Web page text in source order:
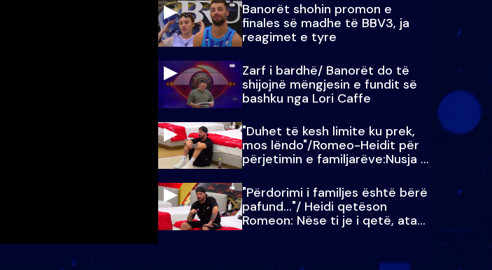
Banorët shohin promon e
finales së madhe të BBV3, ja
reagimet e tyre
Zarf i bardhë/ Banorët do të
shijojnë mëngjesin e fundit së
bashku nga Lori Caffe
"Duhet të kesh limite ku prek,
mos lëndo"/Romeo-Heidit për
përjetimin e familjarëve:Nusja e
Julit…
"Përdorimi i familjes është bërë
pafund…"/ Heidi qetëson
Romeon: Nëse ti je i qetë, ata
qetësohen